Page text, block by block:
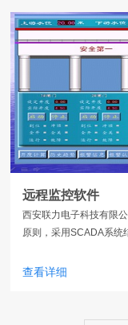
远程监控软件
西安联力电子科技有限
原则，采用SCADA系统
查看详细